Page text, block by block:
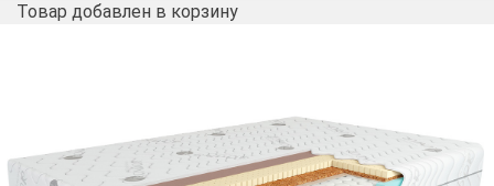
Товар добавлен в корзину